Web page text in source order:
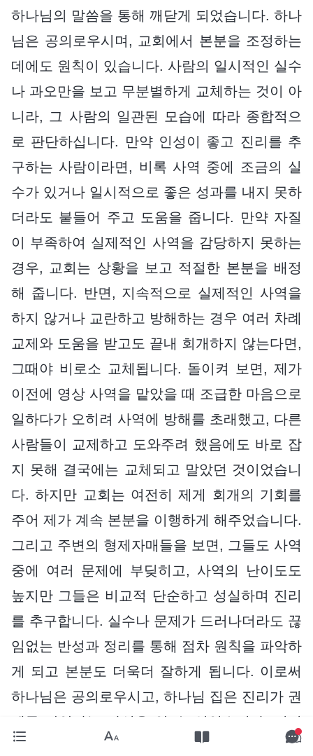
하나님의 말씀을 통해 깨닫게 되었습니다. 하나
님은 공의로우시며, 교회에서 본분을 조정하는
데에도 원칙이 있습니다. 사람의 일시적인 실수
나 과오만을 보고 무분별하게 교체하는 것이 아
니라, 그 사람의 일관된 모습에 따라 종합적으
로 판단하십니다. 만약 인성이 좋고 진리를 추
구하는 사람이라면, 비록 사역 중에 조금의 실
수가 있거나 일시적으로 좋은 성과를 내지 못하
더라도 붙들어 주고 도움을 줍니다. 만약 자질
이 부족하여 실제적인 사역을 감당하지 못하는
경우, 교회는 상황을 보고 적절한 본분을 배정
해 줍니다. 반면, 지속적으로 실제적인 사역을
하지 않거나 교란하고 방해하는 경우 여러 차례
교제와 도움을 받고도 끝내 회개하지 않는다면,
그때야 비로소 교체됩니다. 돌이켜 보면, 제가
이전에 영상 사역을 맡았을 때 조급한 마음으로
일하다가 오히려 사역에 방해를 초래했고, 다른
사람들이 교제하고 도와주려 했음에도 바로 잡
지 못해 결국에는 교체되고 말았던 것이었습니
다. 하지만 교회는 여전히 제게 회개의 기회를
주어 제가 계속 본분을 이행하게 해주었습니다.
그리고 주변의 형제자매들을 보면, 그들도 사역
중에 여러 문제에 부딪히고, 사역의 난이도도
높지만 그들은 비교적 단순하고 성실하며 진리
를 추구합니다. 실수나 문제가 드러나더라도 끊
임없는 반성과 정리를 통해 점차 원칙을 파악하
게 되고 본분도 더욱더 잘하게 됩니다. 이로써
하나님은 공의로우시고, 하나님 집은 진리가 권
세를 잡았다는 사실을 알 수 있었습니다. 진리
를 추구하고 진심으로 헌신하는 사람에게는 과